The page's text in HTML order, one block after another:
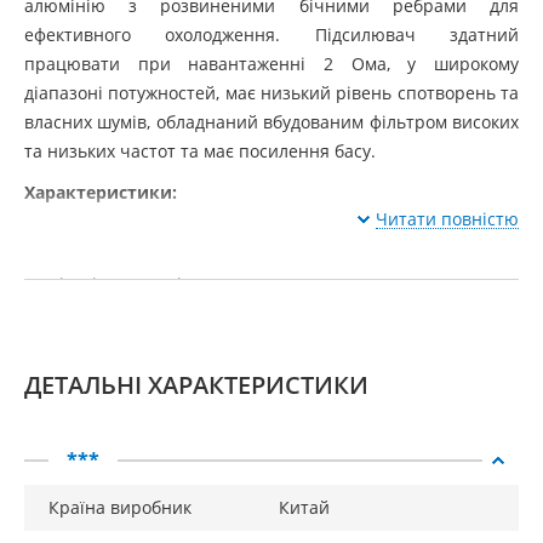
алюмінію з розвиненими бічними ребрами для
ефективного охолодження. Підсилювач здатний
працювати при навантаженні 2 Ома, у широкому
діапазоні потужностей, має низький рівень спотворень та
власних шумів, обладнаний вбудованим фільтром високих
та низьких частот та має посилення басу.
Характеристики:
Кількість каналів: 4;
Номінальна потужність при 4 Ом, МОНО у мостовому
включенні: 160Втх2;
Мінімальний опір навантаження: 2 Ом;
Читати повністю
ДЕТАЛЬНІ ХАРАКТЕРИСТИКИ
***
Країна виробник Китай